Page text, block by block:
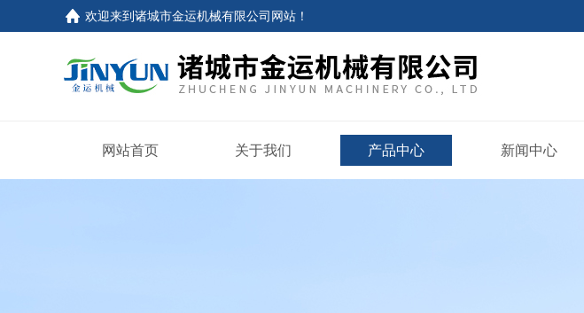
欢迎来到诸城市金运机械有限公司网站 ！
网站首页 关于我们 产品中心 新闻中心